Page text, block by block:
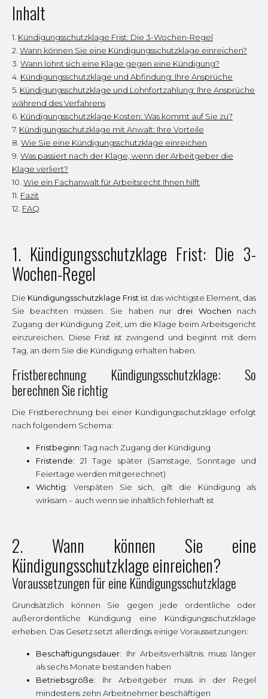
Inhalt
Kündigungsschutzklage Frist: Die 3-Wochen-Regel
Wann können Sie eine Kündigungsschutzklage einreichen?
Wann lohnt sich eine Klage gegen eine Kündigung?
Kündigungsschutzklage und Abfindung: Ihre Ansprüche
Kündigungsschutzklage und Lohnfortzahlung: Ihre Ansprüche
während des Verfahrens
Kündigungsschutzklage Kosten: Was kommt auf Sie zu?
Kündigungsschutzklage mit Anwalt: Ihre Vorteile
Wie Sie eine Kündigungsschutzklage einreichen
Was passiert nach der Klage, wenn der Arbeitgeber die
Klage verliert?
Wie ein Fachanwalt für Arbeitsrecht Ihnen hilft
Fazit
FAQ
1. Kündigungsschutzklage Frist: Die 3-
Wochen-Regel
Die Kündigungsschutzklage Frist ist das wichtigste Element, das
Sie beachten müssen. Sie haben nur drei Wochen nach
Zugang der Kündigung Zeit, um die Klage beim Arbeitsgericht
einzureichen. Diese Frist ist zwingend und beginnt mit dem
Tag, an dem Sie die Kündigung erhalten haben.
Fristberechnung Kündigungsschutzklage: So
berechnen Sie richtig
Die Fristberechnung bei einer Kündigungsschutzklage erfolgt
nach folgendem Schema:
Fristbeginn: Tag nach Zugang der Kündigung
Fristende:21 Tage später (Samstage, Sonntage und
Feiertage werden mitgerechnet)
Wichtig:Verspäten Sie sich, gilt die Kündigung als
wirksam – auch wenn sie inhaltlich fehlerhaft ist
2. Wann können Sie eine
Kündigungsschutzklage einreichen?
Voraussetzungen für eine Kündigungsschutzklage
Grundsätzlich können Sie gegen jede ordentliche oder
außerordentliche Kündigung eine Kündigungsschutzklage
erheben. Das Gesetz setzt allerdings einige Voraussetzungen:
Beschäftigungsdauer: Ihr Arbeitsverhältnis muss länger
als sechs Monate bestanden haben
Betriebsgröße: Ihr Arbeitgeber muss in der Regel
mindestens zehn Arbeitnehmer beschäftigen